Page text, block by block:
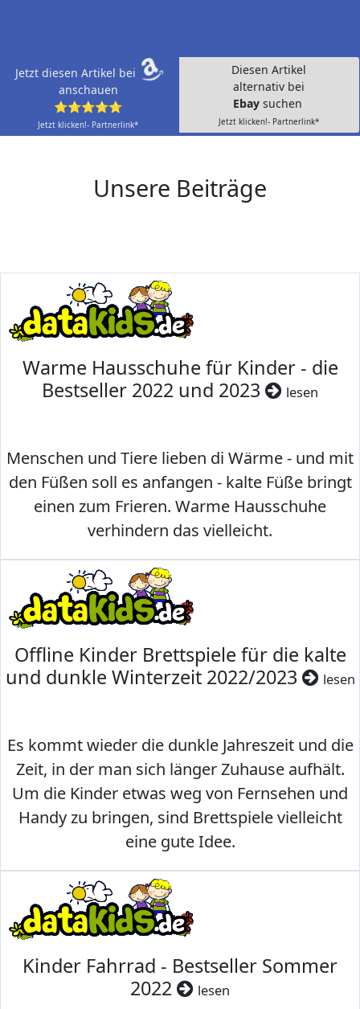
Jetzt diesen Artikel bei
anschauen
⭐⭐⭐⭐⭐
Jetzt klicken!- Partnerlink*
Diesen Artikel
alternativ bei
Ebay suchen
Jetzt klicken!- Partnerlink*
Unsere Beiträge
Warme Hausschuhe für Kinder - die
Bestseller 2022 und 2023
lesen
Menschen und Tiere lieben di Wärme - und mit
den Füßen soll es anfangen - kalte Füße bringt
einen zum Frieren. Warme Hausschuhe
verhindern das vielleicht.
Offline Kinder Brettspiele für die kalte
und dunkle Winterzeit 2022/2023
lesen
Es kommt wieder die dunkle Jahreszeit und die
Zeit, in der man sich länger Zuhause aufhält.
Um die Kinder etwas weg von Fernsehen und
Handy zu bringen, sind Brettspiele vielleicht
eine gute Idee.
Kinder Fahrrad - Bestseller Sommer
2022
lesen